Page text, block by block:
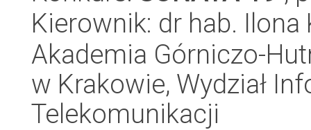
Kierownik: dr hab. Ilona
Akademia Górniczo-
w Krakowie, Wydział
Telekomunikacji